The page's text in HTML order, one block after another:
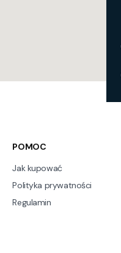
POMOC
Jak kupować
Polityka prywatności
Regulamin